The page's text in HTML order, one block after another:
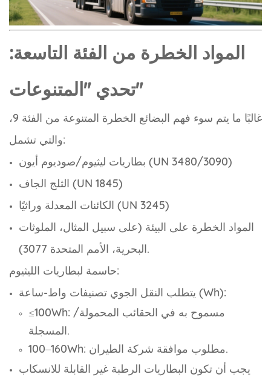
المواد الخطرة من الفئة التاسعة:
تحدي "المتنوعات"
غالبًا ما يتم سوء فهم البضائع الخطرة المتنوعة من الفئة 9،
والتي تشمل:
بطاريات ليثيوم/صوديوم أيون (UN 3480/3090)
الثلج الجاف (UN 1845)
الكائنات المعدلة وراثيًا (UN 3245)
المواد الخطرة على البيئة (على سبيل المثال، الملوثات
البحرية، الأمم المتحدة 3077).
حاسمة لبطاريات الليثيوم:
يتطلب النقل الجوي تصنيفات واط-ساعة (Wh):
≤100Wh: مسموح به في الحقائب المحمولة/
المسجلة.
100–160Wh: مطلوب موافقة شركة الطيران.
يجب أن تكون البطاريات الرطبة غير القابلة للانسكاب